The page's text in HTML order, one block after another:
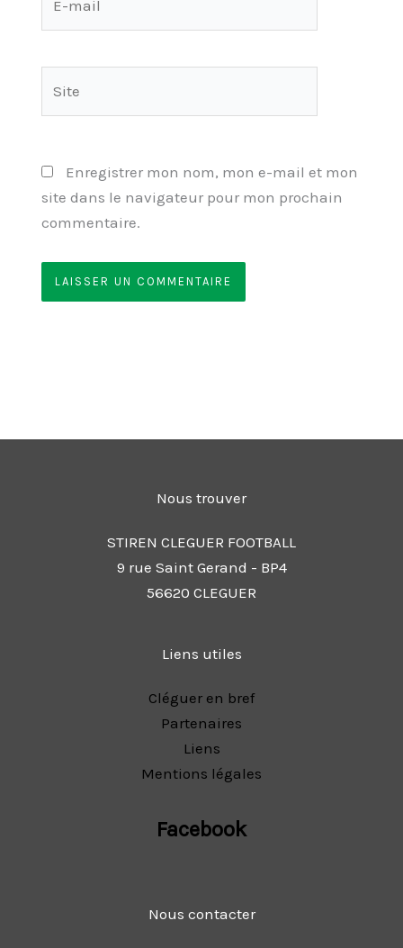
Enregistrer mon nom, mon e-mail et mon
site dans le navigateur pour mon prochain
commentaire.
Nous trouver
STIREN CLEGUER FOOTBALL
9 rue Saint Gerand - BP4
56620 CLEGUER
Liens utiles
Cléguer en bref
Partenaires
Liens
Mentions légales
Facebook
Nous contacter